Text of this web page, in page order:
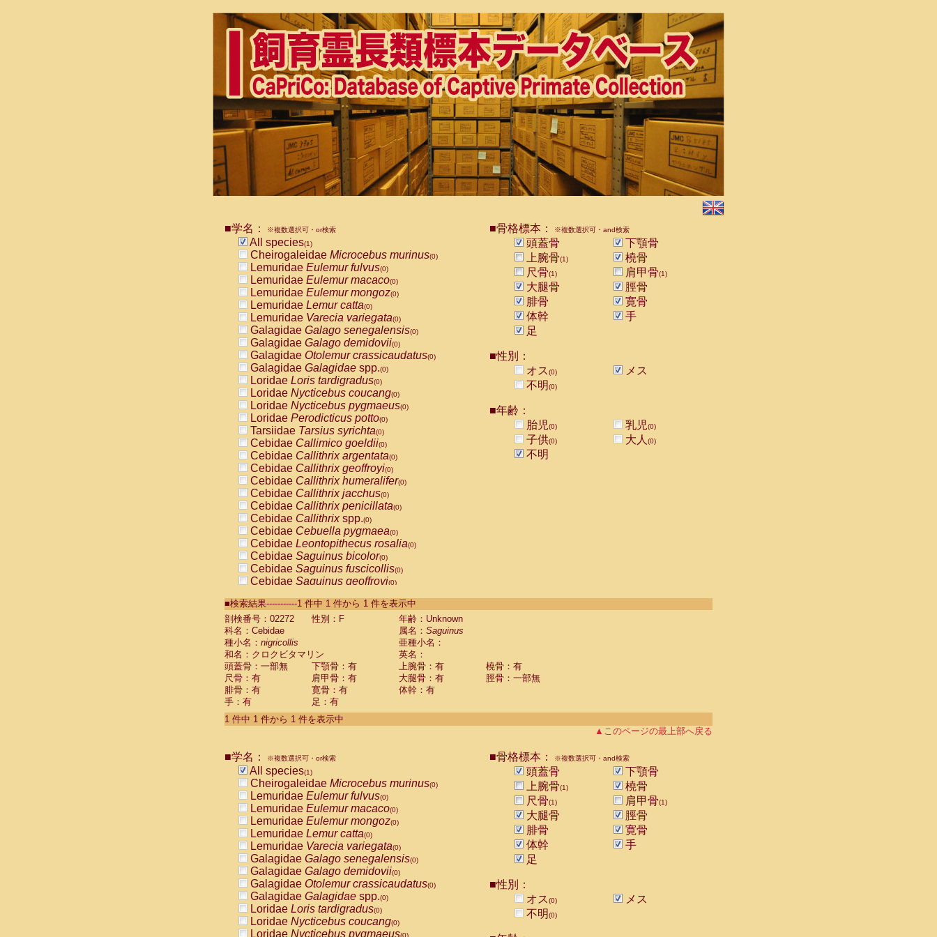
■学名： ※複数選択可・or検索
All species(1)
Cheirogaleidae Microcebus murinus(0)
Lemuridae Eulemur fulvus(0)
Lemuridae Eulemur macaco(0)
Lemuridae Eulemur mongoz(0)
Lemuridae Lemur catta(0)
Lemuridae Varecia variegata(0)
Galagidae Galago senegalensis(0)
Galagidae Galago demidovii(0)
Galagidae Otolemur crassicaudatus(0)
Galagidae Galagidae spp.(0)
Loridae Loris tardigradus(0)
Loridae Nycticebus coucang(0)
Loridae Nycticebus pygmaeus(0)
Loridae Perodicticus potto(0)
Tarsiidae Tarsius syrichta(0)
Cebidae Callimico goeldii(0)
Cebidae Callithrix argentata(0)
Cebidae Callithrix geoffroyi(0)
Cebidae Callithrix humeralifer(0)
Cebidae Callithrix jacchus(0)
Cebidae Callithrix penicillata(0)
Cebidae Callithrixspp.(0)
Cebidae Cebuella pygmaea(0)
Cebidae Leontopithecus rosalia(0)
Cebidae Saguinus bicolor(0)
Cebidae Saguinus fuscicollis(0)
Cebidae Saguinus geoffroyi(0)
CebidaeSaguinus labiatus(0)
Cebidae Saguinus leucopus (0)
Cebidae
CebidaeSaguinus mystax
CebidaeSaguinus nigricollis (1)
Cebidae Saguinus oedipus
Cebidae Saguinus weddelli
Cebidae Saguinusspp.
Cebidae Aotus trivirgatus
Cebidae Cebus albifrons
CebidaeCebus nigrivittatus
CebidaeCebus
CebidaeSaimiri boliviensis(0)
CebidaeSaimiri sciureus(0)
AtelidaeAlouatta caraya(0)
AtelidaeAlouatta fusca(0)
AtelidaeAlouatta seniculus
AtelidaeAlouattaspp.(0)
AtelidaeAteles belzebuth(0)
AtelidaeAteles geoffroyi(0)
AtelidaeAteles paniscus(0)
AtelidaeAtelesspp.(0)
Atelidae Lagothrix lagothricha
AtelidaeLagothrix lagothricha cana
PitheciidaeCacajao calvus rubicundus
■骨格標本： ※複数選択可・and検索
頭蓋骨
下顎骨
上腕骨(1)
橈骨
尺骨(1) 肩甲骨(1)
大腿骨
脛骨
腓骨
寛骨
体幹
手
足
■性別：
オス(0)
メス
不明(0)
■年齢：
胎児(0) 乳児(0)
子供(0) 大人 (0)
不明
■検索結果-----------1 件中 1 件から 1 件を表示中
剖検番号：02272
性別：F
年齢：Unknown
科名：Cebidae
属名： Saguinus
種小名： nigricollis
亜種小名：
和名：クロクビタマリン
英名：
頭蓋骨：一部無
下顎骨：有 上腕骨：有
橈骨：有
尺骨：有
肩甲骨：有 大腿骨：有
脛骨：一部無
腓骨：有
寛骨：有
体幹：有
手：有
足：有
1 件中 1 件から 1 件を表示中
▲このページの最上部へ戻る
■学名： ※複数選択可・or検索
All species(1)
Cheirogaleidae Microcebus murinus(0)
Lemuridae Eulemur fulvus(0)
Lemuridae Eulemur macaco(0)
Lemuridae Eulemur mongoz(0)
Lemuridae Lemur catta(0)
Lemuridae Varecia variegata(0)
Galagidae Galago senegalensis(0)
Galagidae Galago demidovii(0)
Galagidae Otolemur crassicaudatus(0)
Galagidae Galagidae spp.(0)
Loridae Loris tardigradus(0)
Loridae Nycticebus coucang(0)
Loridae Nycticebus pygmaeus(0)
■骨格標本： ※複数選択可・and検索
頭蓋骨
下顎骨
上腕骨(1)
橈骨
尺骨(1) 肩甲骨(1)
大腿骨
脛骨
腓骨
寛骨
体幹
手
足
■性別：
オス(0)
メス
不明(0)